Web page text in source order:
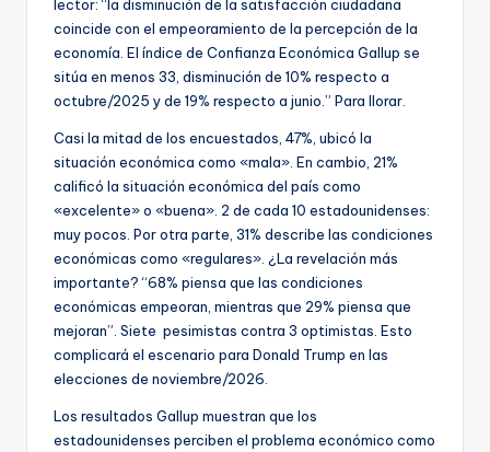
lector: “la disminución de la satisfacción ciudadana
coincide con el empeoramiento de la percepción de la
economía. El índice de Confianza Económica Gallup se
sitúa en menos 33, disminución de 10% respecto a
octubre/2025 y de 19% respecto a junio.” Para llorar.
Casi la mitad de los encuestados, 47%, ubicó la
situación económica como «mala». En cambio, 21%
calificó la situación económica del país como
«excelente» o «buena». 2 de cada 10 estadounidenses:
muy pocos. Por otra parte, 31% describe las condiciones
económicas como «regulares». ¿La revelación más
importante? “68% piensa que las condiciones
económicas empeoran, mientras que 29% piensa que
mejoran”. Siete pesimistas contra 3 optimistas. Esto
complicará el escenario para Donald Trump en las
elecciones de noviembre/2026.
Los resultados Gallup muestran que los
estadounidenses perciben el problema económico como